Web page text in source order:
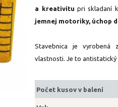
a kreativitu pri skladaní
jemnej motoriky, úchop
Stavebnica je vyrobená
vlastnosti. Je to antistatický
Počet kusov v balení